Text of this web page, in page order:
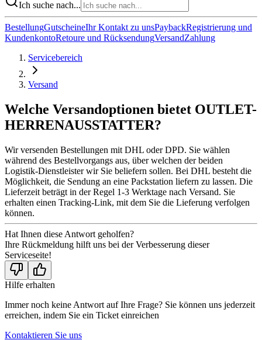
Ich suche nach...
BestellungGutscheineIhr Kontakt zu unsPaybackRegistrierung und
KundenkontoRetoure und RücksendungVersandZahlung
Servicebereich
Versand
Welche Versandoptionen bietet OUTLET-
HERRENAUSSTATTER?
Wir versenden Bestellungen mit DHL oder DPD. Sie wählen
während des Bestellvorgangs aus, über welchen der beiden
Logistik-Dienstleister wir Sie beliefern sollen. Bei DHL besteht die
Möglichkeit, die Sendung an eine Packstation liefern zu lassen. Die
Lieferzeit beträgt in der Regel 1-3 Werktage nach Versand. Sie
erhalten einen Tracking-Link, mit dem Sie die Lieferung verfolgen
können.
Hat Ihnen diese Antwort geholfen?
Ihre Rückmeldung hilft uns bei der Verbesserung dieser
Serviceseite!
Hilfe erhalten
Immer noch keine Antwort auf Ihre Frage? Sie können uns jederzeit
erreichen, indem Sie ein Ticket einreichen
Kontaktieren Sie uns